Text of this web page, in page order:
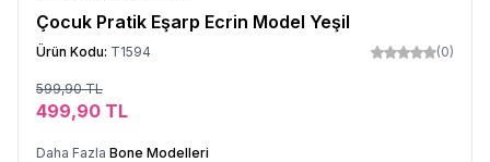
Çocuk Pratik Eşarp Ecrin Model Yeşil
Ürün Kodu: T1594 (0)
599,90TL
499,90 TL
Daha Fazla Bone Modelleri